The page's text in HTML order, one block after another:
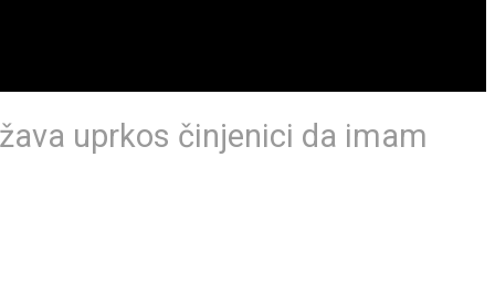
uprkos činjenici da imam